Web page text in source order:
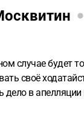
случае будет
своё
в